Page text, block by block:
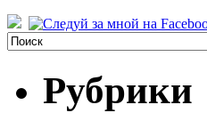
Рубрики